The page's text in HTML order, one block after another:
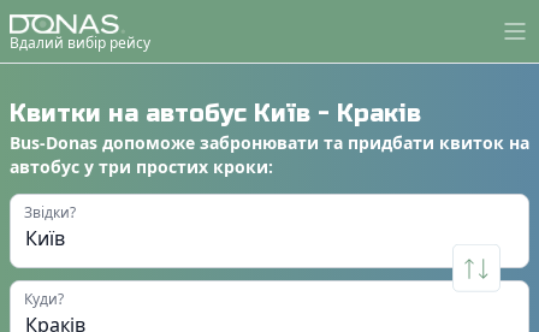
Вдалий вибір рейсу
Квитки на автобус Київ - Краків
Bus-Donas допоможе забронювати та придбати квиток на
автобус у три простих кроки:
Звідки?
Куди?